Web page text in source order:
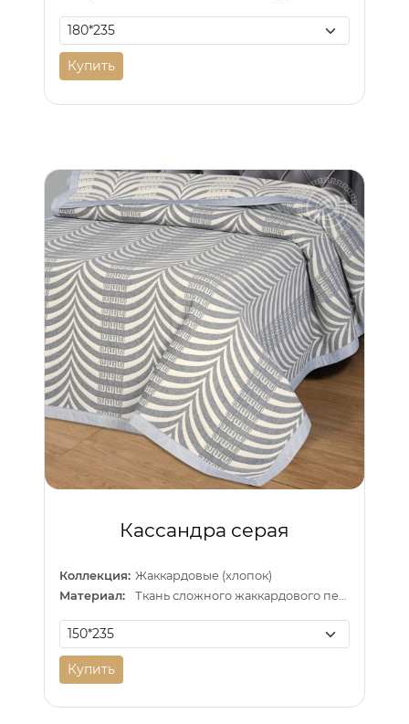
Купить
Кассандра серая
Коллекция: Жаккардовые (хлопок)
Материал:
Купить